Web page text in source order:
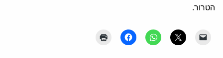
הטרור.